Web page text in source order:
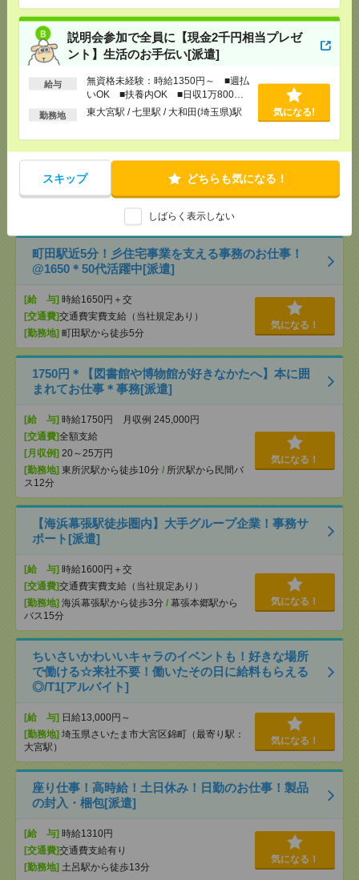
説明会参加で全員に【現金2千円相当プレゼ
ント】生活のお手伝い[派遣]
給与
無資格未経験：時給1350円～ ■週払
いOK ■扶養内OK ■日収1万800円
以上
勤務地 東大宮駅 / 七里駅 / 大和田(埼玉県)駅 気になる!
スキップ どちらも気になる！
しばらく表示しない
[給 与]
無資格未経験：時給1350円～ ■週払い
OK ■扶養内OK ■日収1万800円以上
[交通費]交通費全額支給
[勤務地]東大宮駅/七里駅/大和田(埼玉県)駅
【オープニング募集】おばあちゃんのお散歩付き添
無資格未経験：時給1350円～ ■週払い
OK ■扶養内OK ■日収1万800円以上
[交通費]交通費全額支給
北越谷駅/…
気になる！
町田駅近5分！彡住宅事業を支える事務のお仕事！
@1650＊50代活躍中[派遣]
[給 与] 時給1650円＋交
[交通費]交通費実費支給（当社規定あり）
[勤務地] 町田駅から徒歩5分
気になる！
1750円＊【図書館や博物館が好きなかたへ】本に囲
まれてお仕事＊事務[派遣]
[給 与] 時給1750円 月収例 245,000円
[交通費]全額支給
[月収例] 20～25万円
[勤務地] 東所沢駅から徒歩10分 / 所沢駅から民間バ
ス12分
気になる！
【海浜幕張駅徒歩圏内】大手グループ企業！事務サ
ポート[派遣]
[給 与] 時給1600円＋交
[交通費]交通費実費支給（当社規定あり）
[勤務地] 海浜幕張駅から徒歩3分 / 幕張本郷駅から
バス15分
気になる！
ちいさいかわいいキャラのイベントも！好きな場所
で働ける☆来社不要！働いたその日に給料もらえる
◎/T1[アルバイト]
[給 与] 日給13,000円～
[勤務地] 埼玉県さいたま市大宮区錦町（最寄り駅：
大宮駅）
気になる！
座り仕事！高時給！土日休み！日勤のお仕事！製品
の封入・梱包[派遣]
[給 与] 時給1310円
[交通費]交通費支給有り
[勤務地] 土呂駅から徒歩13分
気になる！